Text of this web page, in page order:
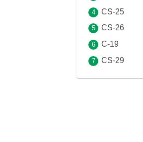
CS-25
CS-26
C-19
CS-29